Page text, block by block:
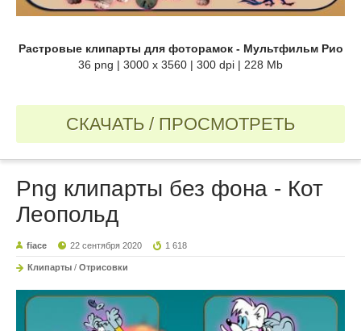
Растровые клипарты для фоторамок - Мультфильм Рио
36 png | 3000 х 3560 | 300 dpi | 228 Mb
СКАЧАТЬ / ПРОСМОТРЕТЬ
Png клипарты без фона - Кот
Леопольд
fiace 22 сентября 2020 1 618
Клипарты / Отрисовки